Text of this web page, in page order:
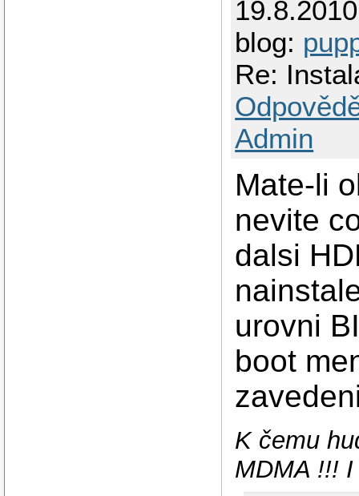
blog:
Re:
Admin
Mate-li
nevite
dalsi
urovni
boot
K čemu
MDMA !!!